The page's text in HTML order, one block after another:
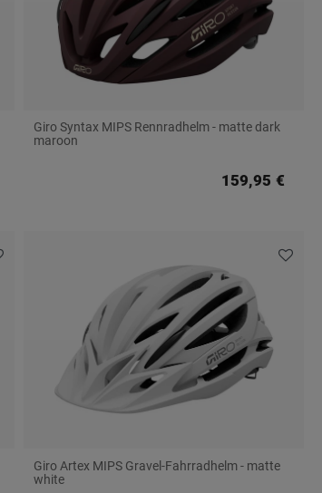
Giro Syntax MIPS Rennradhelm - matte dark
maroon
159,95 €
Giro Artex MIPS Gravel-Fahrradhelm - matte
white